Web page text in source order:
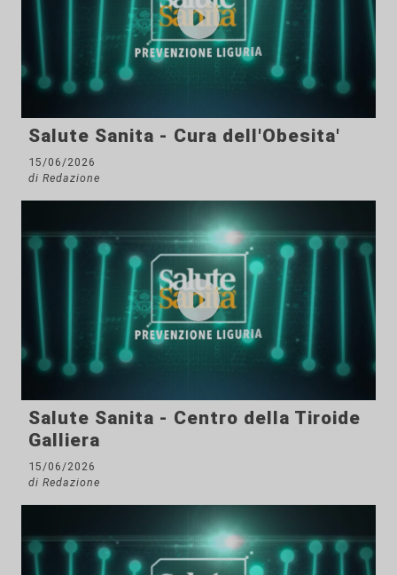
Salute Sanita - Cura dell'Obesita'
15/06/2026
di Redazione
Salute Sanita - Centro della Tiroide
Galliera
15/06/2026
di Redazione